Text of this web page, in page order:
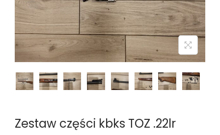
n
Zestaw części kbks TOZ .22lr